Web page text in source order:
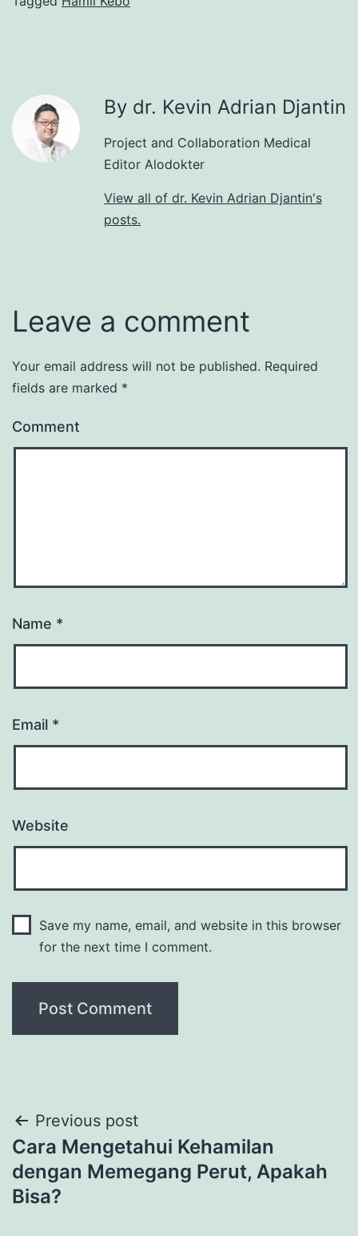
By dr. Kevin Adrian Djantin
Project and Collaboration Medical
Editor Alodokter
View all of dr. Kevin Adrian Djantin's
posts.
Leave a comment
Your email address will not be published. Required
fields are marked *
Comment
Name *
Email *
Website
Save my name, email, and website in this browser
for the next time I comment.
Post
navigation
Previous post
Cara Mengetahui Kehamilan
dengan Memegang Perut, Apakah
Bisa?